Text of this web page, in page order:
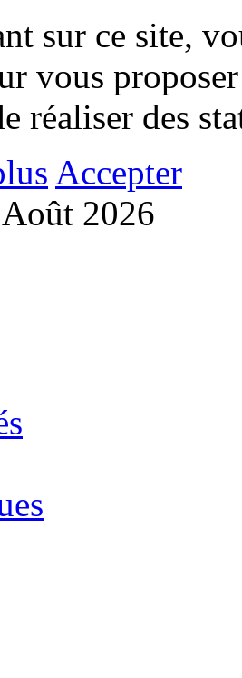
sur ce site,
vous
réaliser des
Accepter
2026